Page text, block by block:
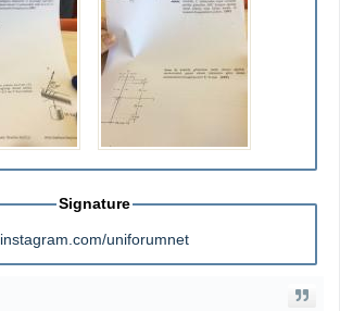
Signature
instagram.com/uniforumnet